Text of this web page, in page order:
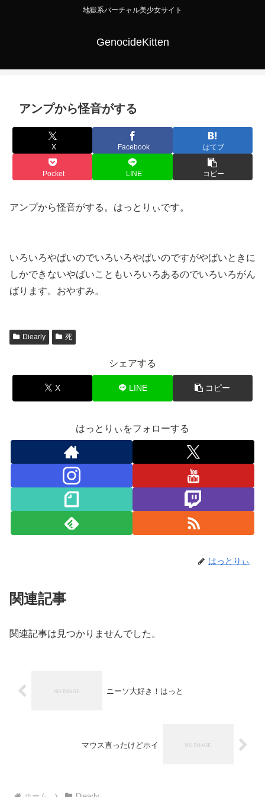
地獄系バーチャル美少女サイト
GenocideKitten
アンプから怪音がする
X Facebook はてブ
Pocket LINE コピー
アンプから怪音がする。はっとりぃです。
いろいろやばいのでいろいろやばいのですがやばいときに
しかできないやばいこともいろいろあるのでいろいろがん
ばります。おやすみ。
Diearly 死
シェアする
X LINE コピー
はっとりぃをフォローする
はっとりぃ
関連記事
関連記事は見つかりませんでした。
ニーソ大好き！はっと
マウス直ったけどホイ